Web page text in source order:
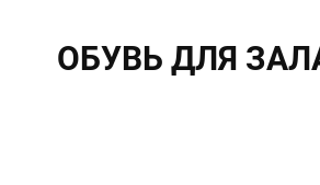
ОБУВЬ ДЛЯ